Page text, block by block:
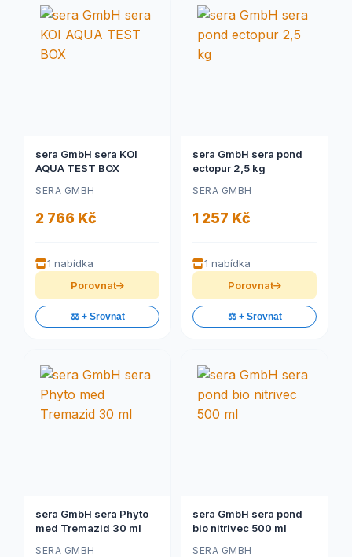
sera GmbH sera KOI
AQUA TEST BOX
SERA GMBH
2 766 Kč
1 nabídka
Porovnat
⚖️ + Srovnat
sera GmbH sera pond
ectopur 2,5 kg
SERA GMBH
1 257 Kč
1 nabídka
Porovnat
⚖️ + Srovnat
sera GmbH sera Phyto
med Tremazid 30 ml
SERA GMBH
sera GmbH sera pond
bio nitrivec 500 ml
SERA GMBH